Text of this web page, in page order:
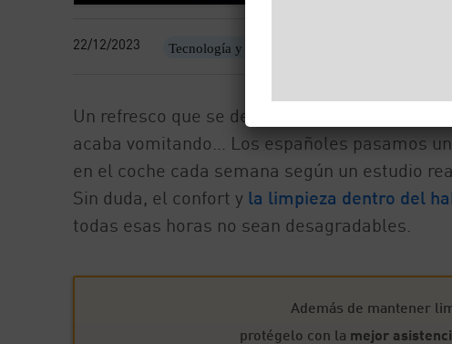
22/12/2023 Tecnología y motor
Un refresco que se derrama dentro del
acaba vomitando… Los españoles pasamos
en el coche cada semana según un estudio
Sin duda, el confort y la limpieza dentro del
todas esas horas no sean desagradables.
Además de mantener
protégelo con la mejor